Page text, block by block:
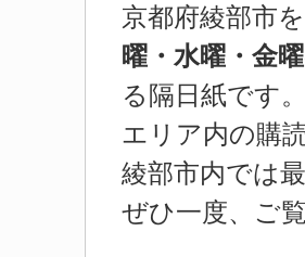
京都府綾部市
曜・水曜・金
る隔日紙です
エリア内の購
綾部市内では
ぜひ一度、ご